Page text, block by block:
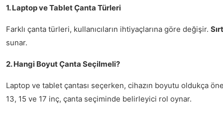
1. Laptop ve Tablet Çanta Türleri
Farklı çanta türleri, kullanıcıların ihtiyaçlarına göre değişir.
sunar.
2. Hangi Boyut Çanta Seçilmeli?
Laptop ve tablet çantası seçerken, cihazın boyutu oldukça
13, 15 ve 17 inç, çanta seçiminde belirleyici rol oynar.